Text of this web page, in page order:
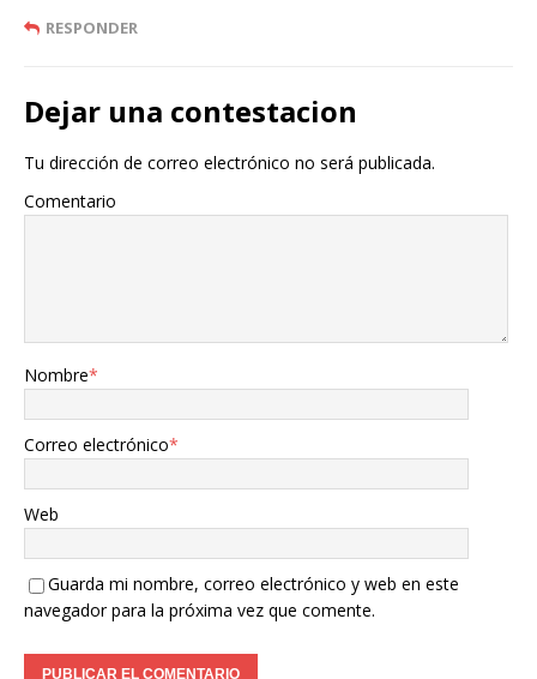
RESPONDER
Dejar una contestacion
Tu dirección de correo electrónico no será publicada.
Comentario
Nombre*
Correo electrónico*
Web
Guarda mi nombre, correo electrónico y web en este
navegador para la próxima vez que comente.